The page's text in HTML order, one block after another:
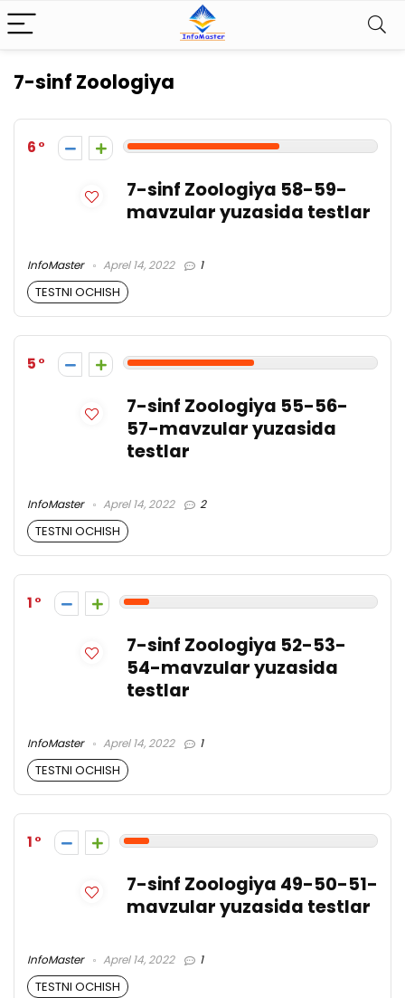
7-sinf Zoologiya
6
7-sinf Zoologiya 58-59-
mavzular yuzasida testlar
InfoMaster Aprel 14, 2022 1
TESTNI OCHISH
5
7-sinf Zoologiya 55-56-
57-mavzular yuzasida
testlar
InfoMaster Aprel 14, 2022 2
TESTNI OCHISH
1
7-sinf Zoologiya 52-53-
54-mavzular yuzasida
testlar
InfoMaster Aprel 14, 2022 1
TESTNI OCHISH
1
7-sinf Zoologiya 49-50-51-
mavzular yuzasida testlar
InfoMaster Aprel 14, 2022 1
TESTNI OCHISH